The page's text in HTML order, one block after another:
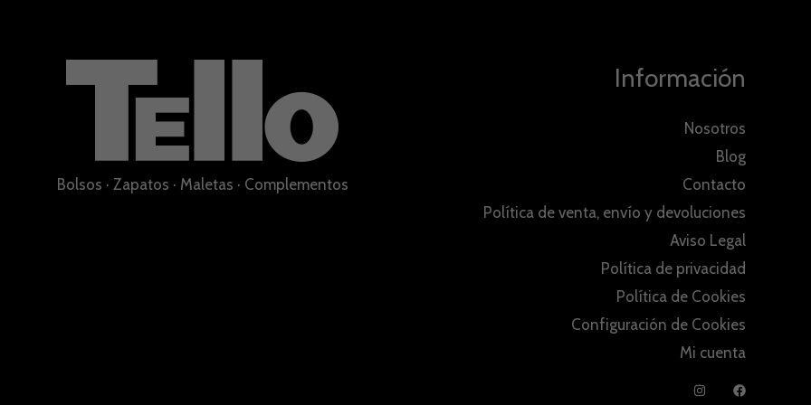
Bolsos · Zapatos · Maletas · Complementos
Información
Nosotros
Blog
Contacto
Política de venta, envío y devoluciones
Aviso Legal
Política de privacidad
Política de Cookies
Configuración de Cookies
Mi cuenta